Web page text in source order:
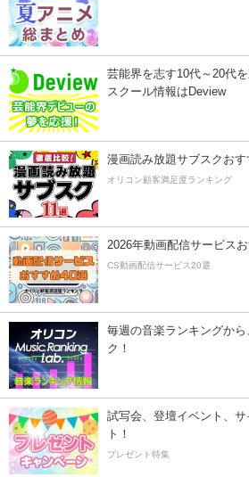
芸能界を志す10代～20代
スクール情報はDeview
漫画読み放題サブスクおす
オリコン顧客満足度ランキング
2026年動画配信サービス
CS動画配信サービス20選
毎週の音楽ランキングか
ク！
試写会、登壇イベント、
ト！
プレゼント特集